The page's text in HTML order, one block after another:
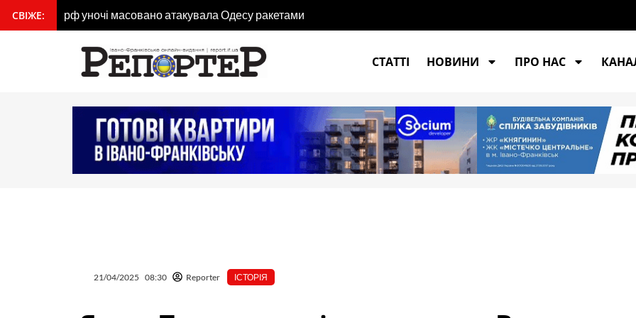
вмісту
СВІЖЕ:
Найбільше ворожих штурмів зафіксовано на Покровському та Костянтинівському напрямках — Генштаб ЗСУ
СТАТТІ
НОВИНИ ПРО НАС
21/04/2025 08:30 Reporter ІСТОРІЯ